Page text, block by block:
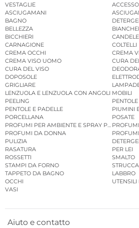
VESTAGLIE
ASCIUGAMANI
BAGNO
BELLEZZA
BICCHIERI
CANDELE
CARNAGIONE
COLTELLI
CREMA OCCHI
CREMA
CREMA VISO UOMO
CURA
CURA DEL VISO
DOPOSOLE
GRIGLIARE
LENZUOLA E LENZUOLA CON ANGOLI MOBILI
PEELING
PENTOLE
PENTOLE E PADELLE
PIUMINI
PORCELLANA
POSATE
PROFUMI PER AMBIENTE E SPRAY PER
PROFUMI DA DONNA
PULIZIA
RASATURA
PER LEI
ROSSETTI
SMALTO
STAMPI DA FORNO
TAPPETO DA BAGNO
LABBRO
OCCHI
VASI
Aiuto e contatto